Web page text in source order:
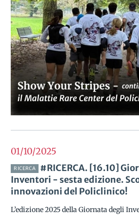
01/102025
RICERCA
#RICERCA. [16.10]
Inventori - sesta edizione.
innovazioni del Policlinico!
L’edizione 2025 della Giornata degli